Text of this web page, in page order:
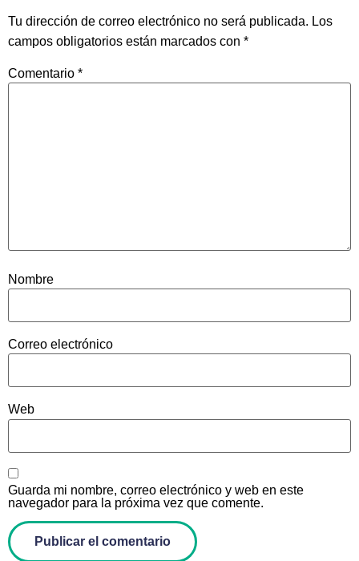
Tu dirección de correo electrónico no será publicada. Los
campos obligatorios están marcados con *
Comentario *
Nombre
Correo electrónico
Web
Guarda mi nombre, correo electrónico y web en este
navegador para la próxima vez que comente.